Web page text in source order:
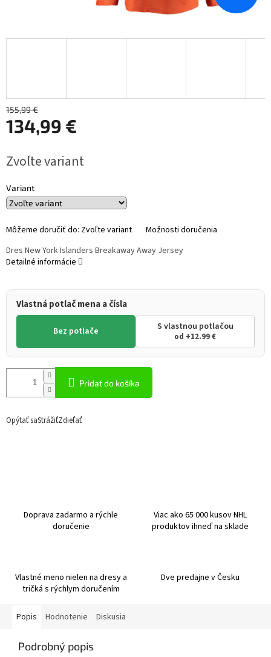
155,99 €
134,99 €
cena:
Zvoľte variant
Variant
Môžeme doručiť do: Zvoľte variant Možnosti doručenia
Vlastná potlač mena a čísla
Bez potlače S vlastnou potlačou
od +12.99 €
Pridať do košíka
Dres New York Islanders Breakaway Away Jersey
Detailné informácie
Opýtať saStrážiťZdieľať
Doprava zadarmo a rýchle
doručenie
Viac ako 65 000 kusov NHL
produktov ihneď na sklade
Vlastné meno nielen na dresy a
tričká s rýchlym doručením
Dve predajne v Česku
Popis Hodnotenie Diskusia
Podrobný popis